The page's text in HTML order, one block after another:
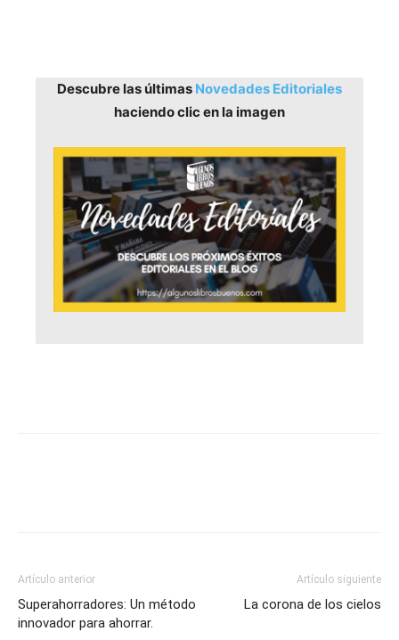
Descubre las últimas Novedades Editoriales
haciendo clic en la imagen
Artículo anterior
Superahorradores: Un método
innovador para ahorrar.
Artículo siguiente
La corona de los cielos